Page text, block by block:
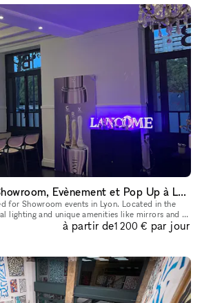
Lieu Parfait pour Showroom, Evènement et Pop Up à Lyon
for Showroom events in Lyon. Located in the
lighting and unique amenities like mirrors and a
perfect for showcasà partir de1 200 € par jour